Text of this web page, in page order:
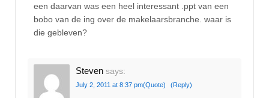
een daarvan was een heel interessant .ppt van een
bobo van de ing over de makelaarsbranche. waar is
die gebleven?
Steven says:
July 2, 2011 at 8:37 pm(Quote) (Reply)